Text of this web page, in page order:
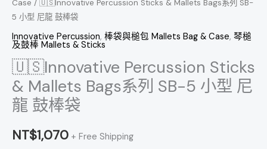
Case / 🇺🇸Innovative Percussion Sticks & Mallets Bags系列 SB-
5 小型 尼龍 鼓棒袋
Innovative Percussion, 棒袋與槌包 Mallets Bag & Case, 琴槌
及鼓棒 Mallets & Sticks
🇺🇸Innovative Percussion Sticks
& Mallets Bags系列 SB-5 小型 尼
龍 鼓棒袋
NT$1,070 + Free Shipping
尼
龍
鼓
棒
袋
數
量